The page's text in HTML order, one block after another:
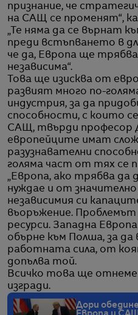
признание, че
на САЩ се променят“,
„Те няма да се върнат
преди встъпването в
че да, Европа ще
независима“.
Това ще изисква от
развият много по-
индустрия, за да
способности, с които
САЩ, твърди професор
европейците имат
разузнавателни
голяма част от тях
„Европа, ако трябва да
нуждае и от значително
независимия си
въоръжение.
ресурси. Западна
обърне към Полша, за
работната сила, от
допълва той.
Всичко това ще отнеме
изгради.
Дори